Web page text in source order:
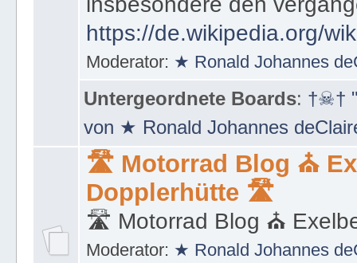
https://de.wikipedia.org/
Moderator: ★ Ronald Johannes
Untergeordnete Boards: †☠†
von ★ Ronald Johannes
🛣 Motorrad Blog ⛪
Dopplerhütte 🛣
🛣 Motorrad Blog ⛪
Moderator: ★ Ronald Johannes